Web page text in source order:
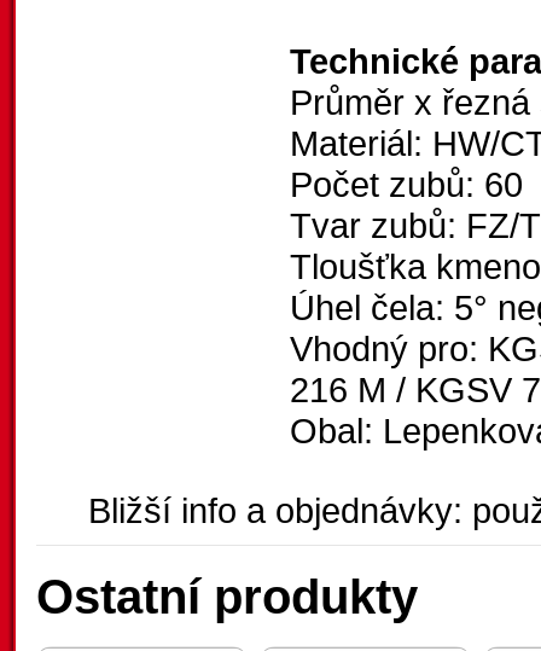
Technické
Průměr x
Materiál: HW/
Počet zubů: 60
Tvar zubů: FZ/
Tloušťka
Úhel čela: 5°
Vhodný pro:
216 M / KGSV
Obal:
Bližší info a objednávky:
Ostatní produkty